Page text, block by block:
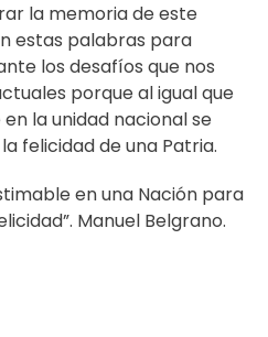
la memoria de este
estas palabras para
los desafíos que nos
porque al igual que
la unidad nacional se
felicidad de una Patria.
en una Nación para
Manuel Belgrano.